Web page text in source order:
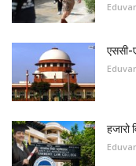
एससी-
हजारो